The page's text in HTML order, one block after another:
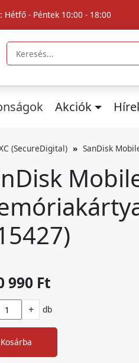
Hétfő - Péntek 10:00 - 18:00
Akciók
(SecureDigital) SanDisk
990 Ft
+ db
Kosárba